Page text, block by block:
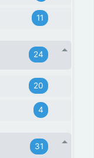
11
24
20
4
31